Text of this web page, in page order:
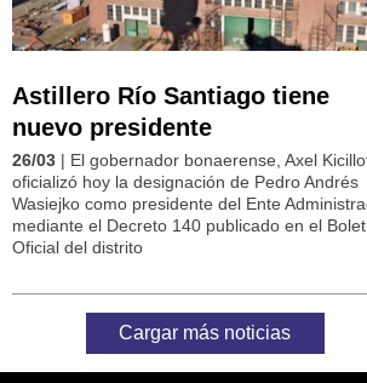
Astillero Río Santiago tiene
nuevo presidente
26/03 | El gobernador bonaerense, Axel
oficializó hoy la designación de Pedro Andrés
Wasiejko como presidente del Ente
mediante el Decreto 140 publicado en el
Oficial del distrito
Cargar más noticias